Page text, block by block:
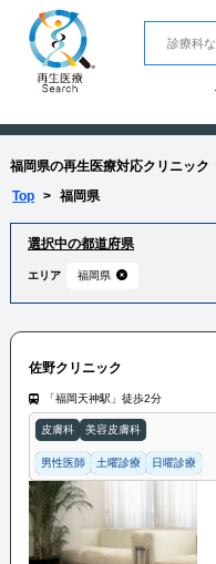
福岡県の再生医療対応クリニック
Top > 福岡県
選択中の都道府県
エリア 福岡県
佐野クリニック
「福岡天神駅」徒歩2分
皮膚科 美容皮膚科
男性医師 土曜診療 日曜診療